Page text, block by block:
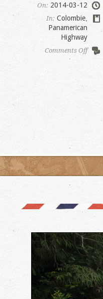
On: 2014-03-12
In: Colombie
Panamerican
Highway
Comments Offon